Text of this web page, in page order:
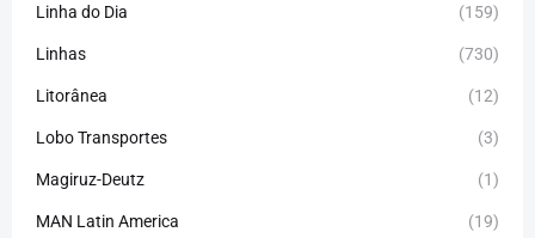
Linha do Dia (159)
Linhas (730)
Litorânea (12)
Lobo Transportes (3)
Magiruz-Deutz (1)
MAN Latin America (19)